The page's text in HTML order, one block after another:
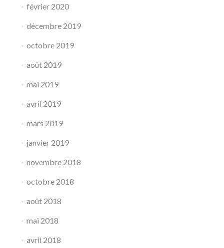
février 2020
décembre 2019
octobre 2019
août 2019
mai 2019
avril 2019
mars 2019
janvier 2019
novembre 2018
octobre 2018
août 2018
mai 2018
avril 2018